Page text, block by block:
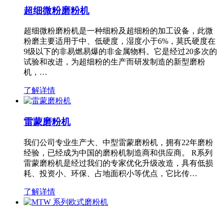
超细微粉磨粉机
超细微粉磨粉机是一种细粉及超细粉的加工设备，此微
粉磨主要适用于中、低硬度，湿度小于6%，莫氏硬度在
9级以下的非易燃易爆的非金属物料。它是经过20多次的
试验和改进，为超细粉的生产而研发制造的新型磨粉
机，…
了解详情
雷蒙磨粉机
我们公司专业生产大、中型雷蒙磨粉机，拥有22年磨粉
经验，已经成为中国的磨粉机制造商和供应商。 R系列
雷蒙磨粉机是经过我们的专家优化升级改造，具有低损
耗、投资小、环保、占地面积小等优点，它比传…
了解详情